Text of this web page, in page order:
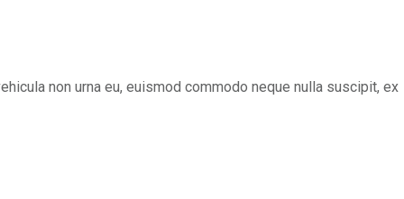
non urna eu, euismod commodo neque nulla suscipit, ex